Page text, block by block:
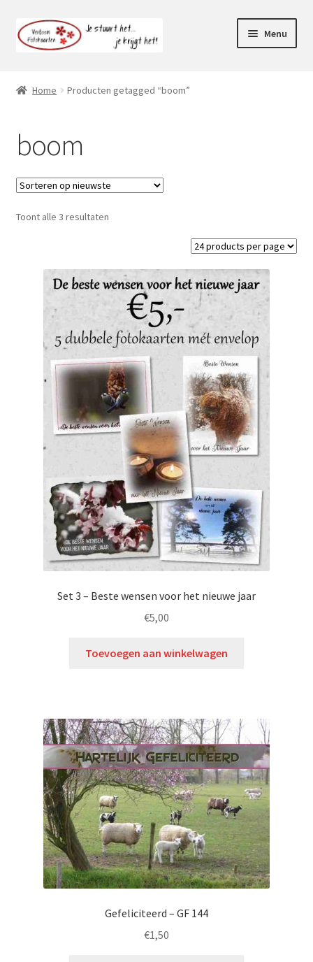
Ga
door
Ga
naar
Menu
Mijn account
Home Producten getagged “boom”
boom
Toont alle 3 resultaten
Set 3 – Beste wensen voor het nieuwe jaar
€5,00
Toevoegen aan winkelwagen
Gefeliciteerd – GF 144
€1,50